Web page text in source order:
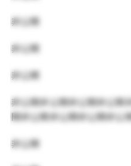
非公開
非公開
非公開
非公開非公開非公開非公開
開非公開非公開非公開非公
非公開